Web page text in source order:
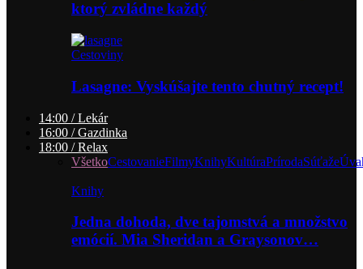
ktorý zvládne každý
Cestoviny
Lasagne: Vyskúšajte tento chutný recept!
14:00 / Lekár
16:00 / Gazdinka
18:00 / Relax
VšetkoCestovanieFilmyKnihyKultúraPrírodaSúťaže
Knihy
Jedna dohoda, dve tajomstvá a množstvo
emócií. Mia Sheridan a Graysonov…